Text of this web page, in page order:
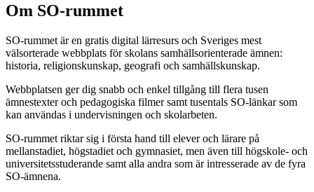
Om SO-rummet
SO-rummet är en gratis digital lärresurs och Sveriges mest
välsorterade webbplats för skolans samhällsorienterade ämnen:
historia, religionskunskap, geografi och samhällskunskap.
Webbplatsen ger dig snabb och enkel tillgång till flera tusen
ämnestexter och pedagogiska filmer samt tusentals SO-länkar som
kan användas i undervisningen och skolarbeten.
SO-rummet riktar sig i första hand till elever och lärare på
mellanstadiet, högstadiet och gymnasiet, men även till högskole- och
universitetsstuderande samt alla andra som är intresserade av de fyra
SO-ämnena.